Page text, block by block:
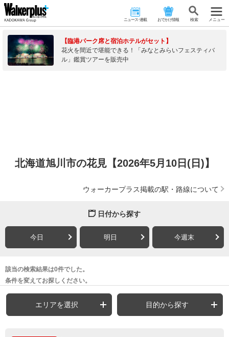
ニュース･連載 おでかけ情報 検 索 メニュー
【臨港パーク席と宿泊ホテルがセット】
花火を間近で堪能できる！「みなとみらいフェスティバ
ル」鑑賞ツアーを販売中
北海道旭川市の花見【2026年5月10日(日)】
ウォーカープラス掲載の駅・路線について
日付から探す
今日 明日 今週末
該当の検索結果は0件でした。
条件を変えてお探しください。
エリアを選択 目的から探す